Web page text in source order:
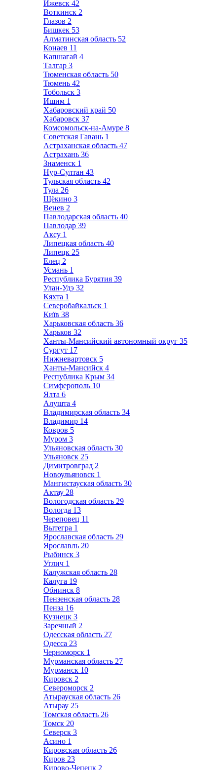
Ижевск 42
Воткинск 2
Глазов 2
Бишкек 53
Алматинская область 52
Конаев 11
Капшагай 4
Талгар 3
Тюменская область 50
Тюмень 42
Тобольск 3
Ишим 1
Хабаровский край 50
Хабаровск 37
Комсомольск-на-Амуре 8
Советская Гавань 1
Астраханская область 47
Астрахань 36
Знаменск 1
Нур-Султан 43
Тульская область 42
Тула 26
Щёкино 3
Венев 2
Павлодарская область 40
Павлодар 39
Аксу 1
Липецкая область 40
Липецк 25
Елец 2
Усмань 1
Республика Бурятия 39
Улан-Удэ 32
Кяхта 1
Северобайкальск 1
Київ 38
Харьковская область 36
Харьков 32
Ханты-Мансийский автономный округ 35
Сургут 17
Нижневартовск 5
Ханты-Мансийск 4
Республика Крым 34
Симферополь 10
Ялта 6
Алушта 4
Владимирская область 34
Владимир 14
Ковров 5
Муром 3
Ульяновская область 30
Ульяновск 25
Димитровград 2
Новоульяновск 1
Мангистауская область 30
Актау 28
Вологодская область 29
Вологда 13
Череповец 11
Вытегра 1
Ярославская область 29
Ярославль 20
Рыбинск 3
Углич 1
Калужская область 28
Калуга 19
Обнинск 8
Пензенская область 28
Пенза 16
Кузнецк 3
Заречный 2
Одесская область 27
Одесса 23
Черноморск 1
Мурманская область 27
Мурманск 10
Кировск 2
Североморск 2
Атырауская область 26
Атырау 25
Томская область 26
Томск 20
Северск 3
Асино 1
Кировская область 26
Киров 23
Кирово-Чепецк 2